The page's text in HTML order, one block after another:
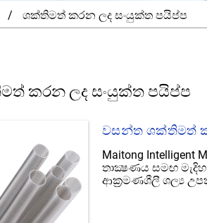
ශක්තිමත් කරන ලද සංයුක්ත පයිප්ප
කරන ලද සංයුක්ත පයිප්ප
වසන්ත ශක්තිමත්
Maitong Intelligent
තාක්‍ෂණය සමඟ
ආක්‍රමණශීලී ශල්‍ය
සහ අනුකූලතාව
කරන ලද නළය